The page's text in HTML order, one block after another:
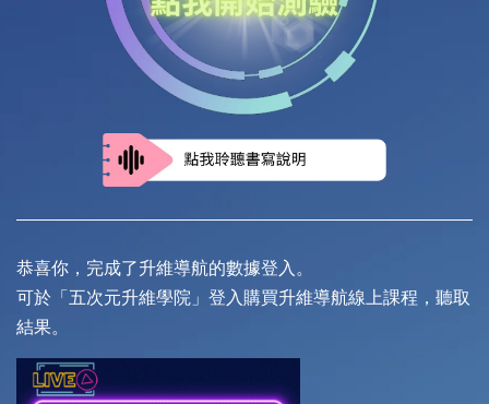
恭喜你，完成了升維導航的數據登入。
可於「五次元升維學院」登入購買升維導航線上課程，聽取
結果。